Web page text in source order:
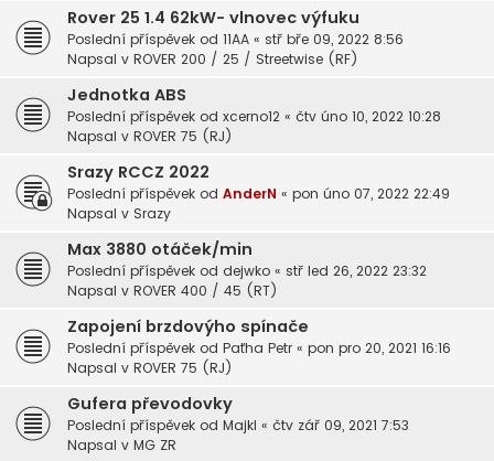
Rover 25 1.4 62kW- vlnovec výfuku
Poslední příspěvek od 11AA « stř bře 09, 2022 8:56
Napsal v ROVER 200 / 25 / Streetwise (RF)
Jednotka ABS
Poslední příspěvek od xcerno12 « čtv úno 10, 2022 10:28
Napsal v ROVER 75 (RJ)
Srazy RCCZ 2022
Poslední příspěvek od AnderN « pon úno 07, 2022 22:49
Napsal v Srazy
Max 3880 otáček/min
Poslední příspěvek od dejwko « stř led 26, 2022 23:32
Napsal v ROVER 400 / 45 (RT)
Zapojení brzdovýho spínače
Poslední příspěvek od Paťha Petr « pon pro 20, 2021 16:16
Napsal v ROVER 75 (RJ)
Gufera převodovky
Poslední příspěvek od Majkl « čtv zář 09, 2021 7:53
Napsal v MG ZR